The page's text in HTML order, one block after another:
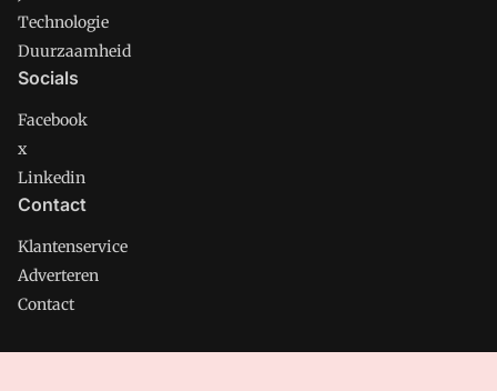
Technologie
Duurzaamheid
Socials
Facebook
x
Linkedin
Contact
Klantenservice
Adverteren
Contact